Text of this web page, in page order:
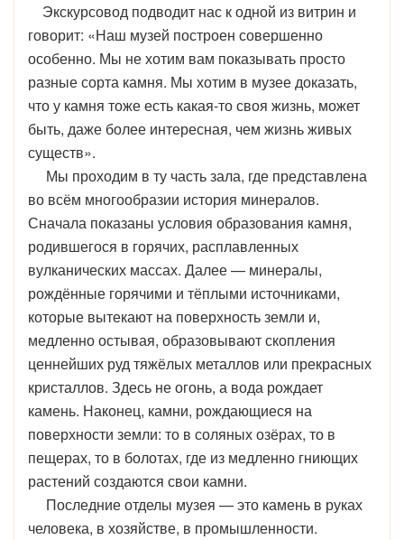
Экскурсовод подводит нас к одной из витрин и
говорит: «Наш музей построен совершенно
особенно. Мы не хотим вам показывать просто
разные сорта камня. Мы хотим в музее доказать,
что у камня тоже есть какая-то своя жизнь, может
быть, даже более интересная, чем жизнь живых
существ».
Мы проходим в ту часть зала, где представлена
во всём многообразии история минералов.
Сначала показаны условия образования камня,
родившегося в горячих, расплавленных
вулканических массах. Далее — минералы,
рождённые горячими и тёплыми источниками,
которые вытекают на поверхность земли и,
медленно остывая, образовывают скопления
ценнейших руд тяжёлых металлов или прекрасных
кристаллов. Здесь не огонь, а вода рождает
камень. Наконец, камни, рождающиеся на
поверхности земли: то в соляных озёрах, то в
пещерах, то в болотах, где из медленно гниющих
растений создаются свои камни.
Последние отделы музея — это камень в руках
человека, в хозяйстве, в промышленности.